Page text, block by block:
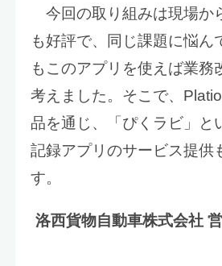
今回の取り組みは現場か
も好評で、同じ課題に悩ん
もこのアプリを使えば業務
考えました。そこで、
品を通じ、「ぴくラビ」と
記録アプリのサービス提供
す。
洛西貨物自動車株式会社